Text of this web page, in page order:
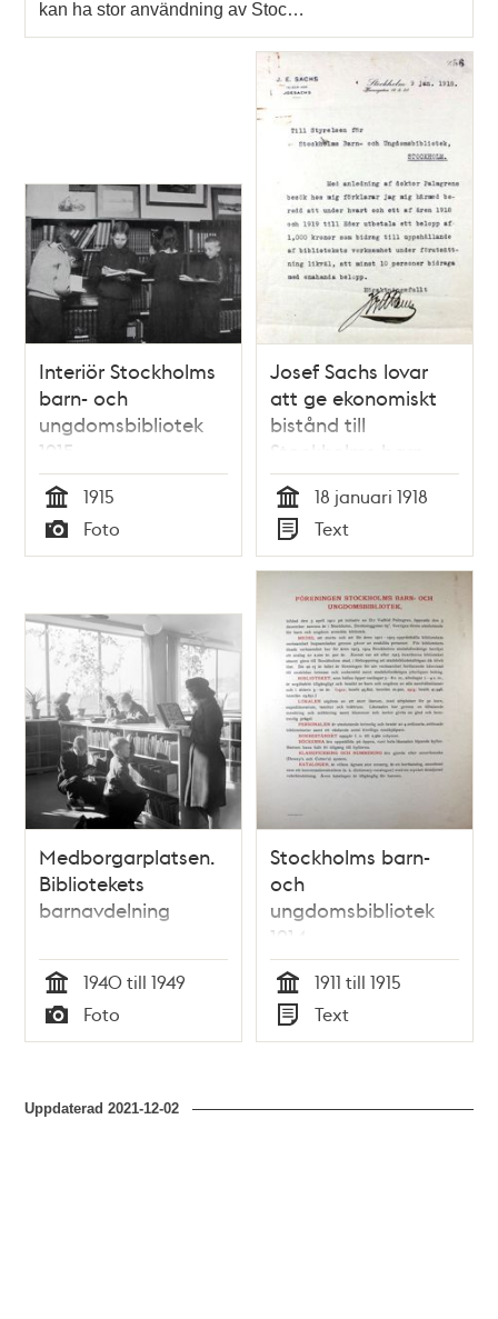
kan ha stor användning av Stoc…
Interiör Stockholms
barn- och
ungdomsbibliotek
1915
Tid
1915
Typ
Foto
Josef Sachs lovar
att ge ekonomiskt
bistånd till
Stockholms barn-
och
ungdomsbibliotek
1918
Tid
18 januari 1918
Typ
Text
Medborgarplatsen.
Bibliotekets
barnavdelning
Tid
1940 till 1949
Typ
Foto
Stockholms barn-
och
ungdomsbibliotek
1914
Tid
1911 till 1915
Typ
Text
Uppdaterad2021-12-02